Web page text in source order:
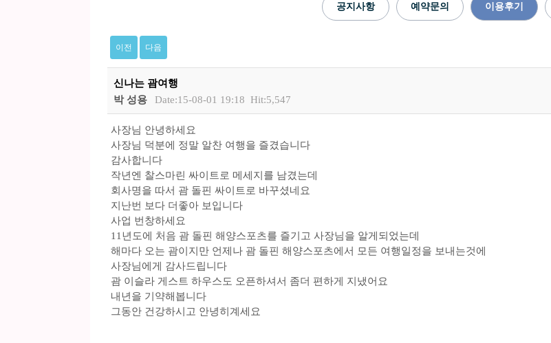
공지사항 예약문의 이용후기
이전 다음
신나는 괌여행
박 성용
Date:15-08-01 19:18 Hit:5,547
사장님 안녕하세요
사장님 덕분에 정말 알찬 여행을 즐겼습니다
감사합니다
작년엔 찰스마린 싸이트로 메세지를 남겼는데
회사명을 따서 괌 돌핀 싸이트로 바꾸셨네요
지난번 보다 더좋아 보입니다
사업 번창하세요
11년도에 처음 괌 돌핀 해양스포츠를 즐기고 사장님을 알게되었는데
해마다 오는 괌이지만 언제나 괌 돌핀 해양스포츠에서 모든 여행일정을 보내는것에
사장님에게 감사드립니다
괌 이슬라 게스트 하우스도 오픈하셔서 좀더 편하게 지냈어요
내년을 기약해봅니다
그동안 건강하시고 안녕히계세요